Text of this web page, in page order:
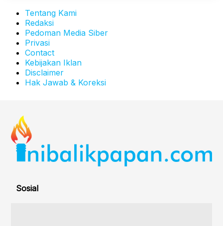
Tentang Kami
Redaksi
Pedoman Media Siber
Privasi
Contact
Kebijakan Iklan
Disclaimer
Hak Jawab & Koreksi
Sosial